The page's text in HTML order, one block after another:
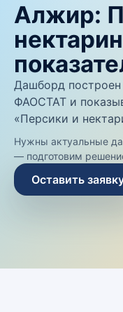
Алжир:
Дашборд
ФАОСТАТ и
«Персики и
Нужны актуальные
— подготовим
Оставить